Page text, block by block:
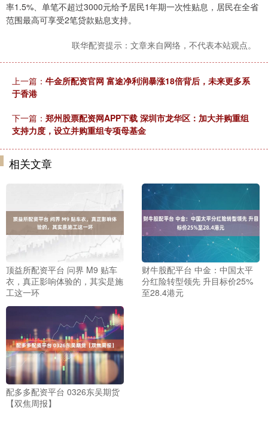
率1.5%、单笔不超过3000元给予居民1年期一次性贴息，居民在全省
范围最高可享受2笔贷款贴息支持。
联华配资提示：文章来自网络，不代表本站观点。
上一篇： 牛金所配资官网 富途净利润暴涨18倍背后，未来更多系
于香港
下一篇： 郑州股票配资网APP下载 深圳市龙华区：加大并购重组
支持力度，设立并购重组专项母基金
相关文章
顶益所配资平台 问界 M9 贴车
衣，真正影响体验的，其实是施
工这一环
财牛股配平台 中金：中国太平
分红险转型领先 升目标价25%
至28.4港元
配多多配资平台 0326东吴期货
【双焦周报】